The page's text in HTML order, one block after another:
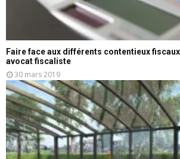
Faire face aux différents contentieux fiscaux
avocat fiscaliste
30 mars 2019